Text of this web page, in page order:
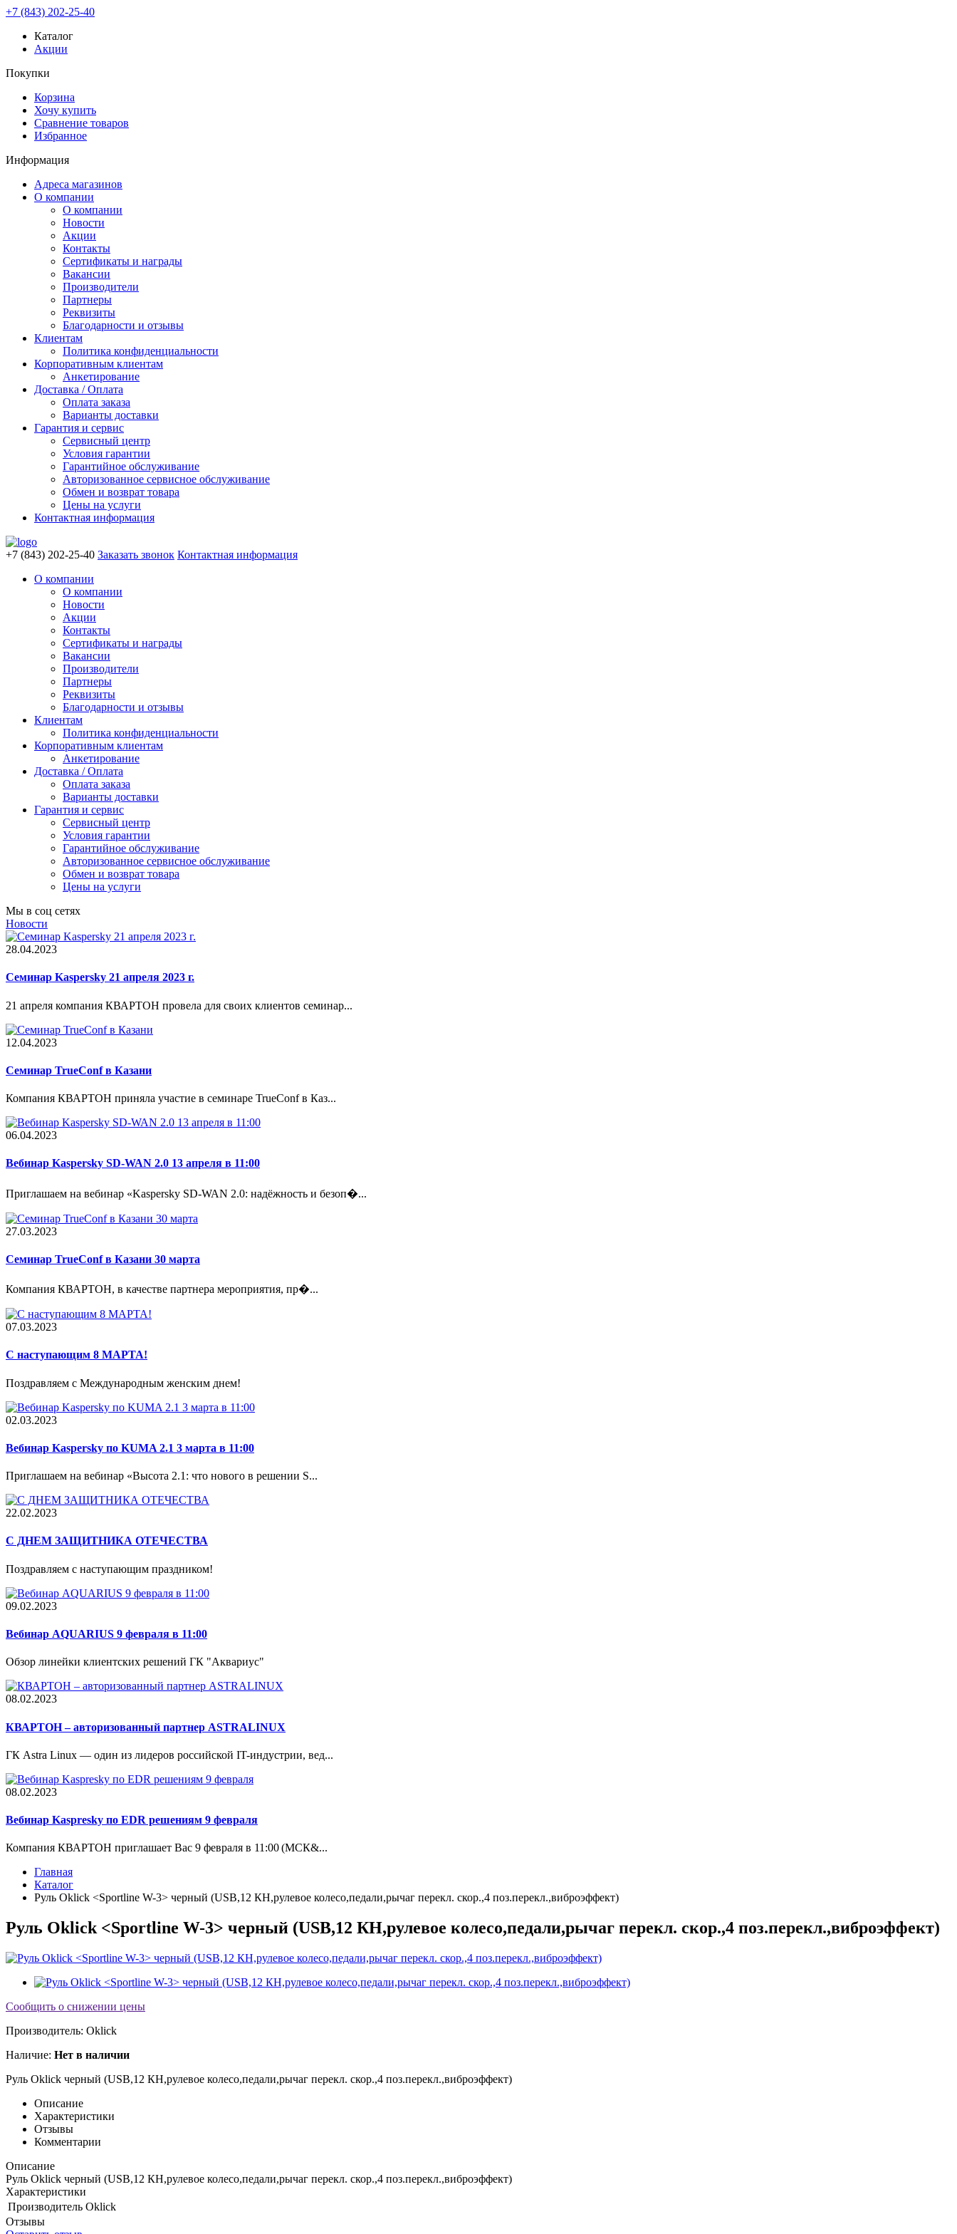
+7 (843) 202-25-40
Каталог
Акции
Покупки
Корзина
Хочу купить
Сравнение товаров
Избранное
Информация
Адреса магазинов
О компании
О компании
Новости
Акции
Контакты
Сертификаты и награды
Вакансии
Производители
Партнеры
Реквизиты
Благодарности и отзывы
Клиентам
Политика конфиденциальности
Корпоративным клиентам
Анкетирование
Доставка / Оплата
Оплата заказа
Варианты доставки
Гарантия и сервис
Сервисный центр
Условия гарантии
Гарантийное обслуживание
Авторизованное сервисное обслуживание
Обмен и возврат товара
Цены на услуги
Контактная информация
+7 (843) 202-25-40 Заказать звонок Контактная информация
О компании
О компании
Новости
Акции
Контакты
Сертификаты и награды
Вакансии
Производители
Партнеры
Реквизиты
Благодарности и отзывы
Клиентам
Политика конфиденциальности
Корпоративным клиентам
Анкетирование
Доставка / Оплата
Оплата заказа
Варианты доставки
Гарантия и сервис
Сервисный центр
Условия гарантии
Гарантийное обслуживание
Авторизованное сервисное обслуживание
Обмен и возврат товара
Цены на услуги
Мы в соц сетях
Новости
28.04.2023
Семинар Kaspersky 21 апреля 2023 г.
21 апреля компания КВАРТОН провела для своих клиентов семинар...
12.04.2023
Cеминар TrueConf в Казани
Компания КВАРТОН приняла участие в семинаре TrueConf в Каз...
06.04.2023
Вебинар Kaspersky SD-WAN 2.0 13 апреля в 11:00
Приглашаем на вебинар «Kaspersky SD-WAN 2.0: надёжность и безоп�...
27.03.2023
Семинар TrueConf в Казани 30 марта
Компания КВАРТОН, в качестве партнера мероприятия, пр�...
07.03.2023
С наступающим 8 МАРТА!
Поздравляем с Международным женским днем!
02.03.2023
Вебинар Kaspersky по KUMA 2.1 3 марта в 11:00
Приглашаем на вебинар «Высота 2.1: что нового в решении S...
22.02.2023
С ДНЕМ ЗАЩИТНИКА ОТЕЧЕСТВА
Поздравляем с наступающим праздником!
09.02.2023
Вебинар AQUARIUS 9 февраля в 11:00
Обзор линейки клиентских решений ГК "Аквариус"
08.02.2023
КВАРТОН – авторизованный партнер ASTRALINUX
ГК Astra Linux — один из лидеров российской IT-индустрии, вед...
08.02.2023
Вебинар Kaspresky по EDR решениям 9 февраля
Компания КВАРТОН приглашает Вас 9 февраля в 11:00 (МСК&...
Главная
Каталог
Руль Oklick <Sportline W-3> черный (USB,12 КН,рулевое колесо,педали,рычаг перекл. скор.,4 поз.перекл.,виброэффект)
Руль Oklick <Sportline W-3> черный (USB,12 КН,рулевое колесо,педали,рычаг перекл. скор.,4 поз.перекл.,виброэффект)
Сообщить о снижении цены
Производитель: Oklick
Наличие: Нет в наличии
Руль Oklick черный (USB,12 КН,рулевое колесо,педали,рычаг перекл. скор.,4 поз.перекл.,виброэффект)
Описание
Характеристики
Отзывы
Комментарии
Описание
Руль Oklick черный (USB,12 КН,рулевое колесо,педали,рычаг перекл. скор.,4 поз.перекл.,виброэффект)
Характеристики
Производитель Oklick
Отзывы